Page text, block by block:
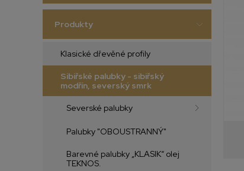
Produkty
Klasické dřevěné profily
Sibiřské palubky - sibiřský
modřín, severský smrk
Severské palubky
Palubky "OBOUSTRANNÝ"
Barevné palubky „KLASIK“ olej
TEKNOS.